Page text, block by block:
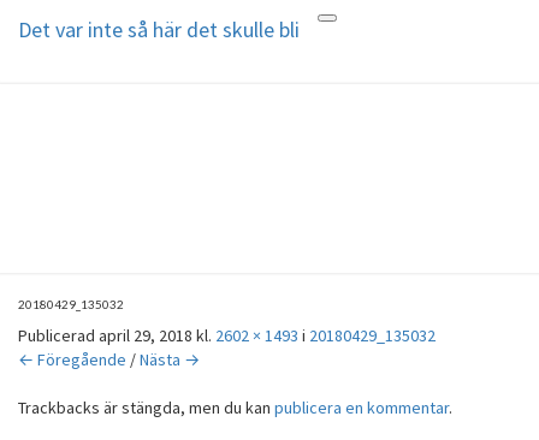
Toggle
Det var inte så här det skulle bli
20180429_135032
Publicerad april 29, 2018 kl. 2602 × 1493 i 20180429_135032
← Föregående /Nästa →
Trackbacks är stängda, men du kan publicera en kommentar.